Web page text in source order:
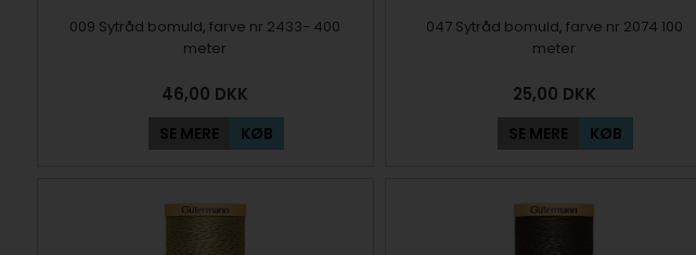
009 Sytråd bomuld, farve nr 2433- 400
meter
46,00 DKK
SE MERE KØB
047 Sytråd bomuld, farve nr 2074 100
meter
25,00 DKK
SE MERE KØB